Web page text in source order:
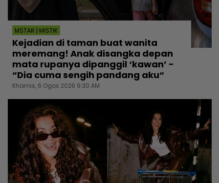
MSTAR | MISTIK
Kejadian di taman buat wanita
meremang! Anak disangka depan
mata rupanya dipanggil ‘kawan’ -
“Dia cuma sengih pandang aku“
Khamis, 6 Ogos 2026 9:30 AM